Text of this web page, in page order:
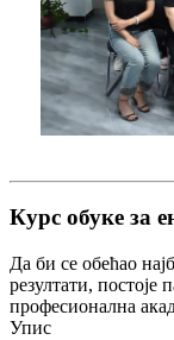
Курс обуке за
Да би се обећао
резултати, постоје
професионална
Упис